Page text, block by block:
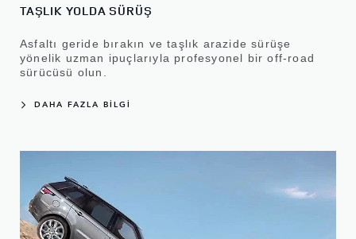
TAŞLIK YOLDA SÜRÜŞ
Asfaltı geride bırakın ve taşlık arazide sürüşe
yönelik uzman ipuçlarıyla profesyonel bir off-road
sürücüsü olun.
DAHA FAZLA BİLGİ